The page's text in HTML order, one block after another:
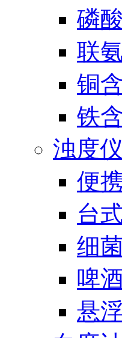
磷
联
铜
铁
浊度仪
便
台
细
啤
悬